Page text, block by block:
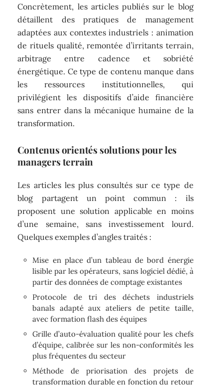
Concrètement, les articles publiés sur le blog
détaillent des pratiques de management
adaptées aux contextes industriels : animation
de rituels qualité, remontée d’irritants terrain,
arbitrage entre cadence et sobriété
énergétique. Ce type de contenu manque dans
les ressources institutionnelles, qui
privilégient les dispositifs d’aide financière
sans entrer dans la mécanique humaine de la
transformation.
Contenus orientés solutions pour les
managers terrain
Les articles les plus consultés sur ce type de
blog partagent un point commun : ils
proposent une solution applicable en moins
d’une semaine, sans investissement lourd.
Quelques exemples d’angles traités :
Mise en place d’un tableau de bord énergie
lisible par les opérateurs, sans logiciel dédié, à
partir des données de comptage existantes
Protocole de tri des déchets industriels
banals adapté aux ateliers de petite taille,
avec formation flash des équipes
Grille d’auto-évaluation qualité pour les chefs
d’équipe, calibrée sur les non-conformités les
plus fréquentes du secteur
Méthode de priorisation des projets de
transformation durable en fonction du retour